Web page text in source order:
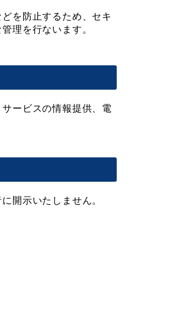
を防止するため、セキ
理を行ないます。
ービスの情報提供、電
開示いたしません。